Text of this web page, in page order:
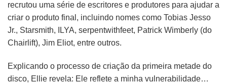
recrutou uma série de escritores e produtores para ajudar a
criar o produto final, incluindo nomes como Tobias Jesso
Jr., Starsmith, ILYA, serpentwithfeet, Patrick Wimberly (do
Chairlift), Jim Eliot, entre outros.
Explicando o processo de criação da primeira metade do
disco, Ellie revela: Ele reflete a minha vulnerabilidade…